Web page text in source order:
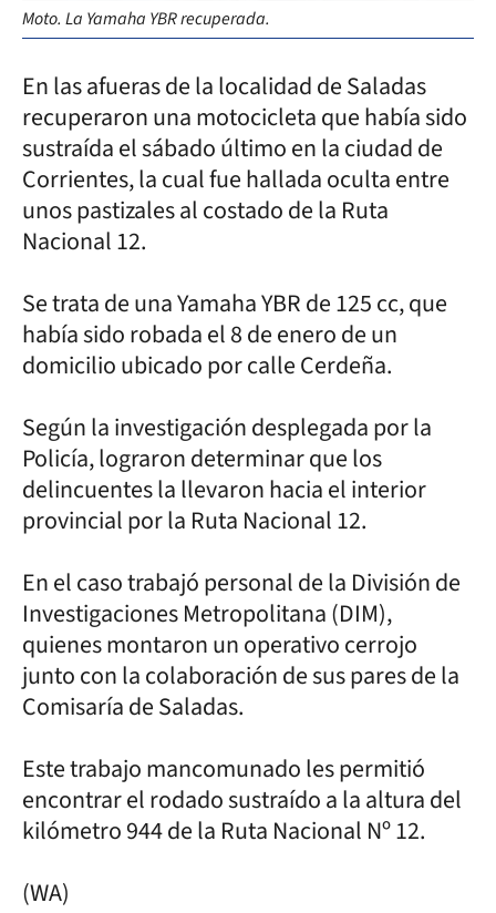
Moto. La Yamaha YBR recuperada.
En las afueras de la localidad de Saladas
recuperaron una motocicleta que había sido
sustraída el sábado último en la ciudad de
Corrientes, la cual fue hallada oculta entre
unos pastizales al costado de la Ruta
Nacional 12.
Se trata de una Yamaha YBR de 125 cc, que
había sido robada el 8 de enero de un
domicilio ubicado por calle Cerdeña.
Según la investigación desplegada por la
Policía, lograron determinar que los
delincuentes la llevaron hacia el interior
provincial por la Ruta Nacional 12.
En el caso trabajó personal de la División de
Investigaciones Metropolitana (DIM),
quienes montaron un operativo cerrojo
junto con la colaboración de sus pares de la
Comisaría de Saladas.
Este trabajo mancomunado les permitió
encontrar el rodado sustraído a la altura del
kilómetro 944 de la Ruta Nacional Nº 12.
(WA)